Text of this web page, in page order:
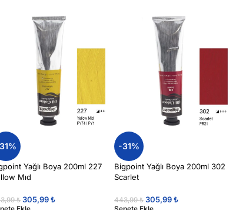
Yağlı Boya 200ml 227
Mıd
₺ 305,99₺
-31%
Bigpoint Yağlı Boya 200ml 302
Scarlet
443,99₺ 305,99₺